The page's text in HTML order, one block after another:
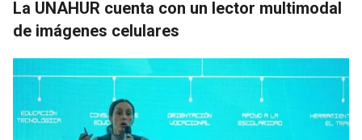
La UNAHUR cuenta con un lector multimodal
de imágenes celulares